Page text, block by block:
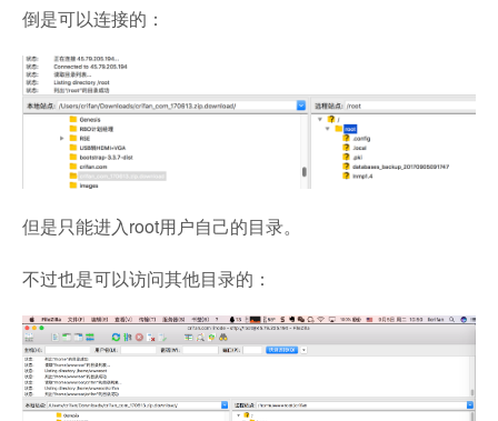
倒是可以连接的：
但是只能进入root用户自己的目录。
不过也是可以访问其他目录的：